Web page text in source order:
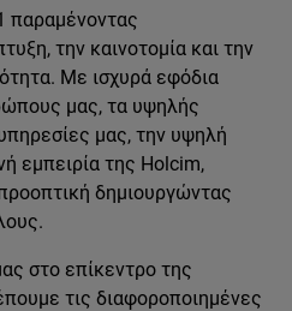
παραμένοντας
την καινοτομία και την
Με ισχυρά εφόδια
μας, τα υψηλής
μας, την υψηλή
εμπειρία της Holcim,
δημιουργώντας
στο επίκεντρο της
τις διαφοροποιημένες